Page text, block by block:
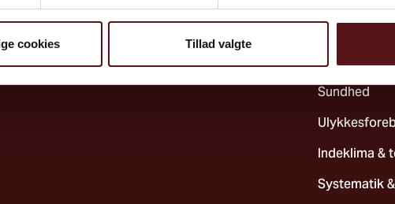
cookies Tillad valgte
Psykisk
Sundhed
Indeklima &
Systematik